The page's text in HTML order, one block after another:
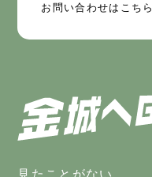
お問い合わせはこちら
見たことがない